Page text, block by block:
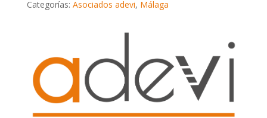
Categorías: Asociados adevi, Málaga